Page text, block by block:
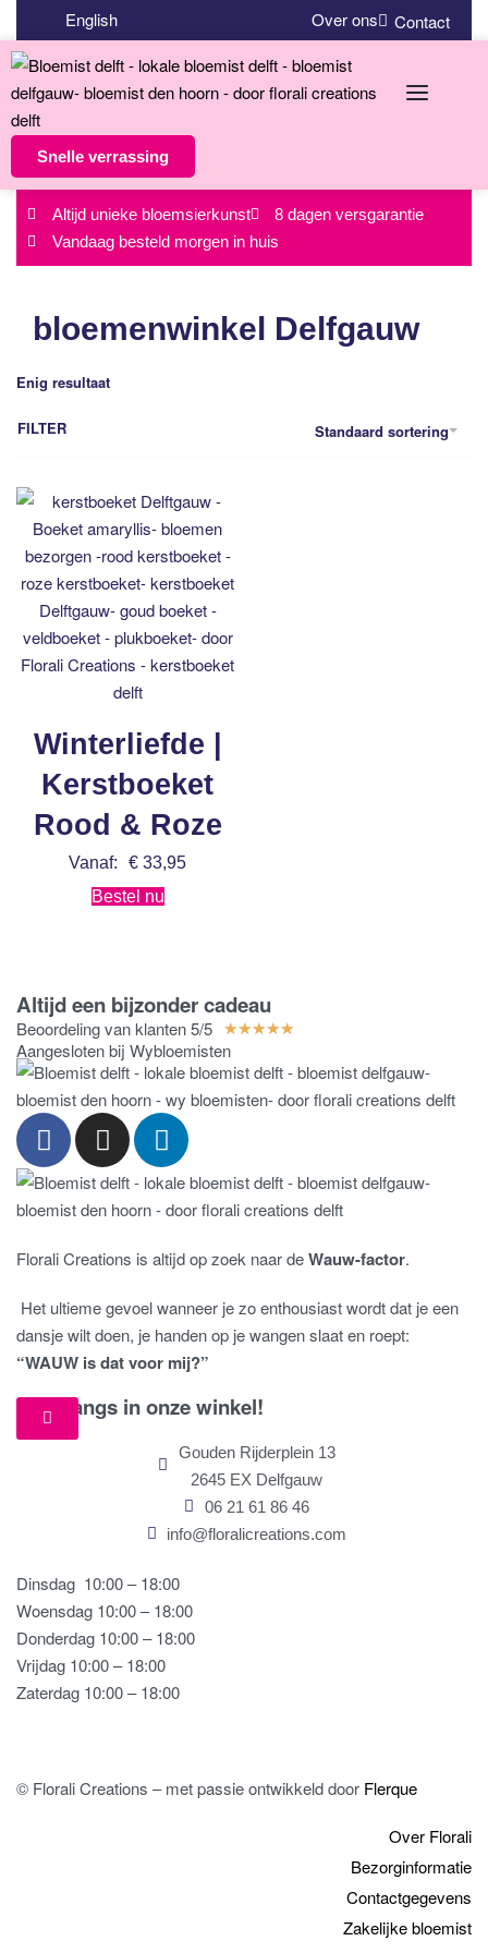
English Over ons Contact
Snelle verrassing
Altijd unieke bloemsierkunst
8 dagen versgarantie
Vandaag besteld morgen in huis
bloemenwinkel Delfgauw
Enig resultaat
Standaard sortering
FILTER
Winterliefde |
Kerstboeket
Rood & Roze
Vanaf: € 33,95
Bestel nu
Altijd een bijzonder cadeau
Beoordeling van klanten 5/5 ★★★★★
Aangesloten bij Wybloemisten
Florali Creations is altijd op zoek naar deWauw-factor.
Het ultieme gevoel wanneer je zo enthousiast wordt dat je een
dansje wilt doen, je handen op je wangen slaat en roept:
“WAUW is dat voor mij?”
Kom langs in onze winkel!
Gouden Rijderplein 13
2645 EX Delfgauw
06 21 61 86 46
info@floralicreations.com
Dinsdag 10:00 – 18:00
Woensdag 10:00 – 18:00
Donderdag 10:00 – 18:00
Vrijdag 10:00 – 18:00
Zaterdag 10:00 – 18:00
© Florali Creations – met passie ontwikkeld door Flerque
Over Florali
Bezorginformatie
Contactgegevens
Zakelijke bloemist